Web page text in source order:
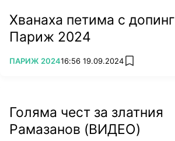
Хванаха петима с
Париж 2024
ПОВЕЧЕ ОТ
ПАРИЖ 202416:56 19.09.2024 add favorites
Голяма чест за златния
Рамазанов (ВИДЕО)